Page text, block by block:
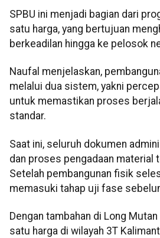
SPBU ini menjadi bagian dari
satu harga, yang bertujuan
berkeadilan hingga ke pelosok
Naufal menjelaskan,
melalui dua sistem, yakni
untuk memastikan proses
standar.
Saat ini, seluruh dokumen
dan proses pengadaan material
Setelah pembangunan fisik
memasuki tahap uji fase
Dengan tambahan di Long Mutan
satu harga di wilayah 3T